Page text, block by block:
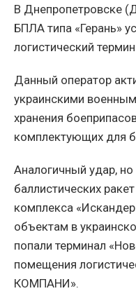
В Днепропетровске
БПЛА типа «Герань»
логистический
Данный оператор
украинскими
хранения
комплектующих для
Аналогичный удар,
баллистических
комплекса
объектам в
попали терминал
помещения
КОМПАНИ».